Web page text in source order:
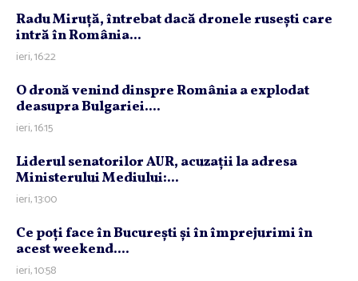
Radu Miruţă, întrebat dacă dronele ruseşti care
intră în România...
ieri, 16:22
O dronă venind dinspre România a explodat
deasupra Bulgariei....
ieri, 16:15
Liderul senatorilor AUR, acuzaţii la adresa
Ministerului Mediului:...
ieri, 13:00
Ce poţi face în Bucureşti şi în împrejurimi în
acest weekend....
ieri, 10:58